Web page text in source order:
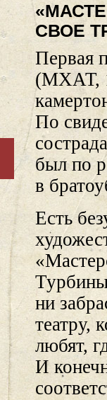
СВОЕ
Первая
(МХАТ,
По
был по
в
Есть
ни
театру,
любят,
И